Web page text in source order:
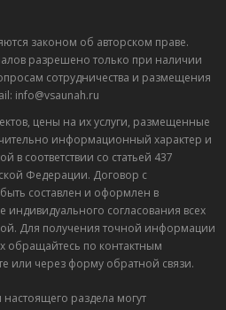
законом об авторском праве.
разрешено только при наличии
сотрудничества и размещения
info@vsaunah.ru
цены на их услуги, размещенные
информационный характер и
в соответствии со статьей 437
Федерации. Договор с
составлен и оформлен в
индивидуального согласования всех
Для получения точной информации
обращайтесь по контактным
или через форму обратной связи.
раздела могут